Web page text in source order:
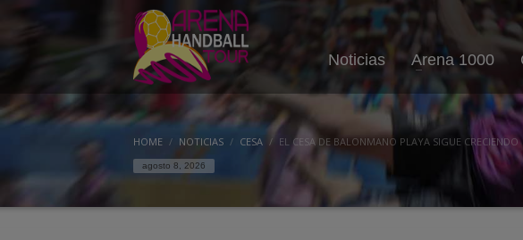
Noticias Arena 1000
HOME NOTICIAS CESA EL CESA DE BALONMANO PLAYA SIGUE CRECIENDO
agosto 8, 2026